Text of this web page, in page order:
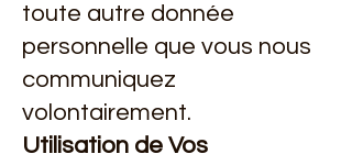
toute autre donnée
personnelle que vous nous
communiquez
volontairement.
Utilisation de Vos